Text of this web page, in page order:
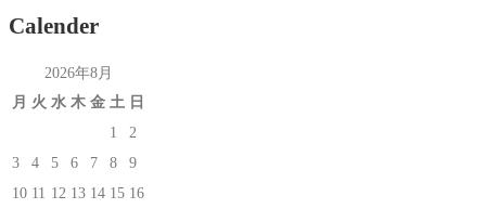
Calender
2026年8月
月 火 水 木 金 土 日
1
2
3
4 5 6 7 8
9
10 11 12 13 14 15 16